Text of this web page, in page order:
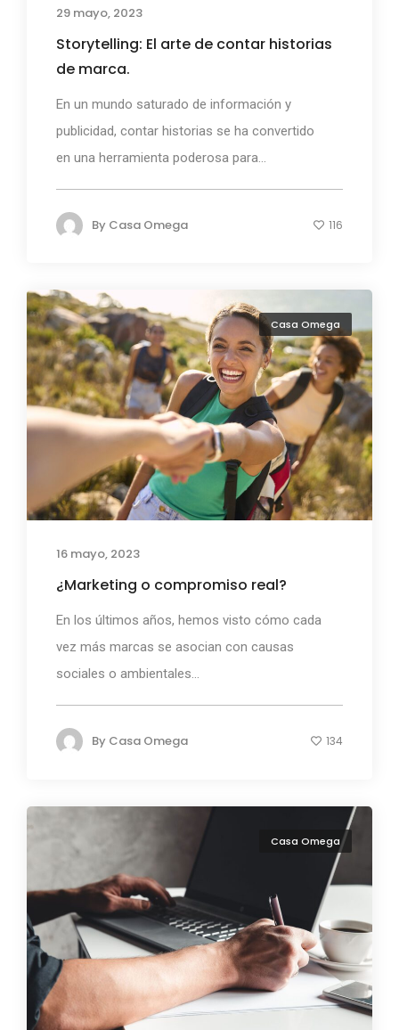
29 mayo, 2023
Storytelling: El arte de contar historias
de marca.
En un mundo saturado de información y
publicidad, contar historias se ha convertido
en una herramienta poderosa para...
By Casa Omega 116
Casa Omega
16 mayo, 2023
¿Marketing o compromiso real?
En los últimos años, hemos visto cómo cada
vez más marcas se asocian con causas
sociales o ambientales...
By Casa Omega 134
Casa Omega